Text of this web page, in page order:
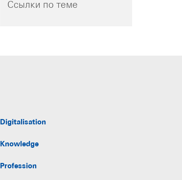
Ссылки по теме
Digitalisation
Knowledge
Profession